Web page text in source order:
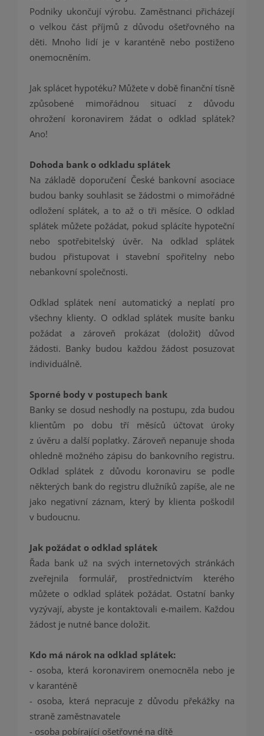
Podniky ukončují výrobu. Zaměstnanci přicházejí
o velkou část příjmů z důvodu ošetřovného na
děti. Mnoho lidí je v karanténě nebo postiženo
onemocněním.
Jak splácet hypotéku? Můžete v době finanční tísně
způsobené mimořádnou situací z důvodu
ohrožení koronavirem žádat o odklad splátek?
Ano!
Dohoda bank o odkladu splátek
Na základě doporučení České bankovní asociace
budou banky souhlasit se žádostmi o mimořádné
odložení splátek, a to až o tři měsíce. O odklad
splátek můžete požádat, pokud splácíte hypoteční
nebo spotřebitelský úvěr. Na odklad splátek
budou přistupovat i stavební spořitelny nebo
nebankovní společnosti.
Odklad splátek není automatický a neplatí pro
všechny klienty. O odklad splátek musíte banku
požádat a zároveň prokázat (doložit) důvod
žádosti. Banky budou každou žádost posuzovat
individuálně.
Sporné body v postupech bank
Banky se dosud neshodly na postupu, zda budou
klientům po dobu tří měsíců účtovat úroky
z úvěru a další poplatky. Zároveň nepanuje shoda
ohledně možného zápisu do bankovního registru.
Odklad splátek z důvodu koronaviru se podle
některých bank do registru dlužníků zapíše, ale ne
jako negativní záznam, který by klienta poškodil
v budoucnu.
Jak požádat o odklad splátek
Řada bank už na svých internetových stránkách
zveřejnila formulář, prostřednictvím kterého
můžete o odklad splátek požádat. Ostatní banky
vyzývají, abyste je kontaktovali e-mailem. Každou
žádost je nutné bance doložit.
Kdo má nárok na odklad splátek:
- osoba, která koronavirem onemocněla nebo je
v karanténě
- osoba, která nepracuje z důvodu překážky na
straně zaměstnavatele
- osoba pobírající ošetřovné na dítě